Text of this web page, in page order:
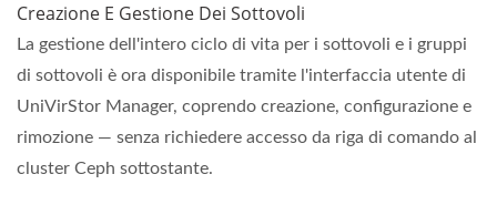
Creazione E Gestione Dei Sottovoli
La gestione dell'intero ciclo di vita per i sottovoli e i gruppi
di sottovoli è ora disponibile tramite l'interfaccia utente di
UniVirStor Manager, coprendo creazione, configurazione e
rimozione — senza richiedere accesso da riga di comando al
cluster Ceph sottostante.